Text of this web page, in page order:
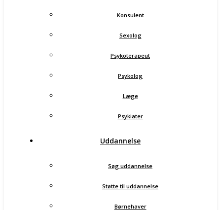
Konsulent
Sexolog
Psykoterapeut
Psykolog
Læge
Psykiater
Uddannelse
Søg uddannelse
Støtte til uddannelse
Børnehaver